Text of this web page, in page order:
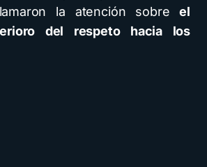
la atención sobreel
del respeto hacia los